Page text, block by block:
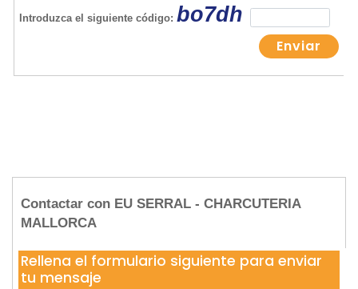
Contactar con EU SERRAL - CHARCUTERIA
MALLORCA